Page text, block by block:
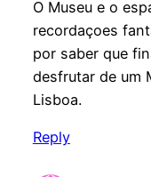
O Museu e o
recordaçoes
por saber que
desfrutar de um
Lisboa.
Reply